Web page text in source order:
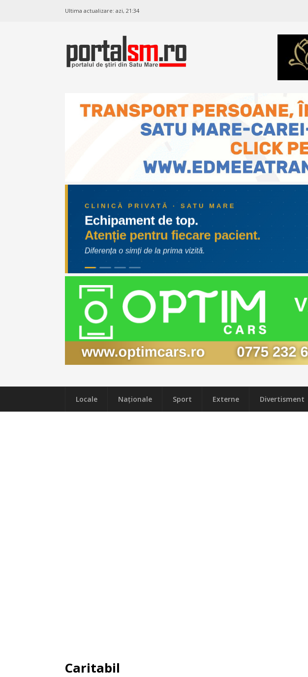
Ultima actualizare: azi, 21:34
Locale Naţionale Sport Externe Divertisment
Caritabil